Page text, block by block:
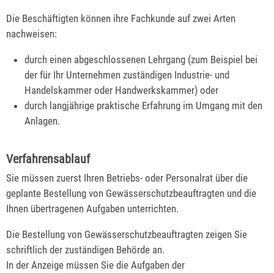
Die Beschäftigten können ihre Fachkunde auf zwei Arten
nachweisen:
durch einen abgeschlossenen Lehrgang (zum Beispiel bei
der für Ihr Unternehmen zuständigen Industrie- und
Handelskammer oder Handwerkskammer) oder
durch langjährige praktische Erfahrung im Umgang mit den
Anlagen.
Verfahrensablauf
Sie müssen zuerst Ihren Betriebs- oder Personalrat über die
geplante Bestellung von Gewässerschutzbeauftragten und die
Ihnen übertragenen Aufgaben unterrichten.
Die Bestellung von Gewässerschutzbeauftragten zeigen Sie
schriftlich der zuständigen Behörde an.
In der Anzeige müssen Sie die Aufgaben der